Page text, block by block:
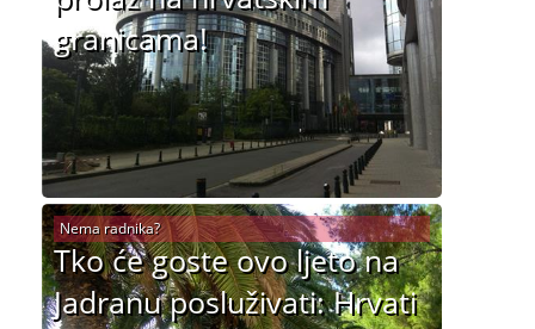
granicama!
Tko će goste ovo ljeto na
Jadranu posluživati: Hrvati
Nema radnika?